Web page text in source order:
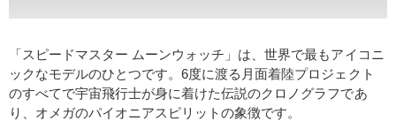
「スピードマスター ムーンウォッチ」は、世界で最もアイコニ
ックなモデルのひとつです。6度に渡る月面着陸プロジェクト
のすべてで宇宙飛行士が身に着けた伝説のクロノグラフであ
り、オメガのパイオニアスピリットの象徴です。